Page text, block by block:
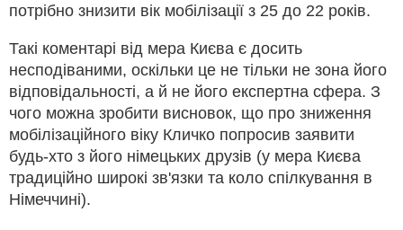
потрібно знизити вік мобілізації з 25 до 22 років.
Такі коментарі від мера Києва є досить
несподіваними, оскільки це не тільки не зона його
відповідальності, а й не його експертна сфера. З
чого можна зробити висновок, що про зниження
мобілізаційного віку Кличко попросив заявити
будь-хто з його німецьких друзів (у мера Києва
традиційно широкі зв'язки та коло спілкування в
Німеччині).